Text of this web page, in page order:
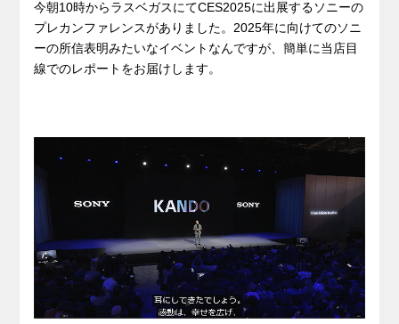
今朝10時からラスベガスにてCES2025に出展するソニーの
プレカンファレンスがありました。2025年に向けてのソニ
ーの所信表明みたいなイベントなんですが、簡単に当店目
線でのレポートをお届けします。